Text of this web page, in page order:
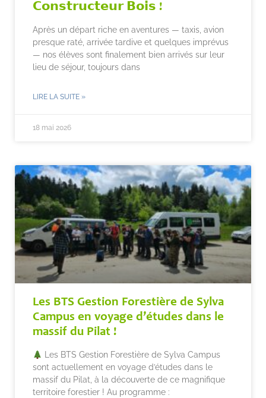
𝗖𝗼𝗻𝘀𝘁𝗿𝘂𝗰𝘁𝗲𝘂𝗿 𝗕𝗼𝗶𝘀 !
Après un départ riche en aventures — taxis, avion
presque raté, arrivée tardive et quelques imprévus
— nos élèves sont finalement bien arrivés sur leur
lieu de séjour, toujours dans
LIRE LA SUITE »
18 mai 2026
Les BTS Gestion Forestière de Sylva
Campus en voyage d’études dans le
massif du Pilat !
Les BTS Gestion Forestière de Sylva Campus
sont actuellement en voyage d’études dans le
massif du Pilat, à la découverte de ce magnifique
territoire forestier ! Au programme :